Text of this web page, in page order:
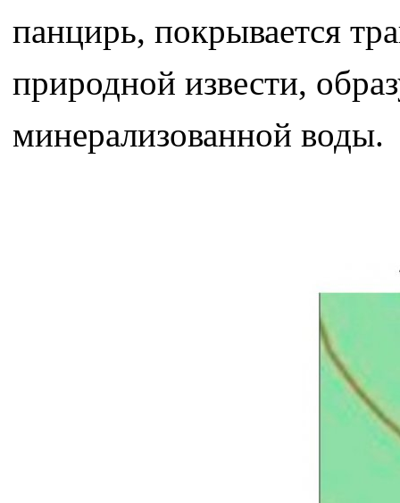
панцирь, покрывается
природной извести,
минерализованной воды.